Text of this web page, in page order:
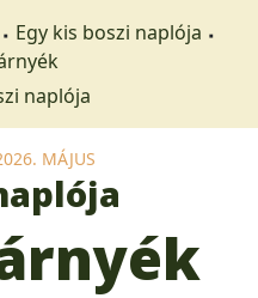
Egy kis boszi naplója
naplója
MÁJUS